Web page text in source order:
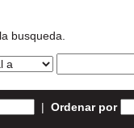
busqueda.
| Ordenar por